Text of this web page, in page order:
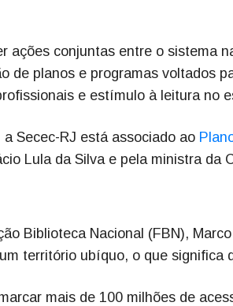
ações conjuntas entre o sistema
de planos e programas voltados
e estímulo à leitura no
Secec-RJ está associado ao
Lula da Silva e pela ministra da
Biblioteca Nacional (FBN),
território ubíquo, o que significa
mais de 100 milhões de